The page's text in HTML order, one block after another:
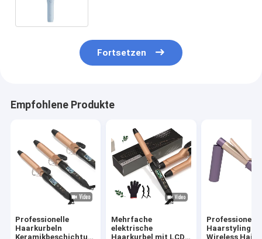
Fortsetzen
Empfohlene Produkte
Professionelle
Haarkurbeln
Keramikbeschichtung
Mehrfache
elektrische
Haarkurbel mit LCD-
Haarstyling-
Wireless Hair